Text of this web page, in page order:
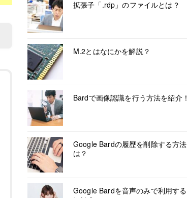
拡張子「.rdp」のファイルとは？
M.2とはなにかを解説？
Bardで画像認識を行う方法を紹介！
Google Bardの履歴を削除する方法
は？
Google Bardを音声のみで利用する